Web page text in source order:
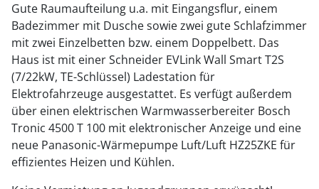
Gute Raumaufteilung u.a. mit Eingangsflur, einem
Badezimmer mit Dusche sowie zwei gute Schlafzimmer
mit zwei Einzelbetten bzw. einem Doppelbett. Das
Haus ist mit einer Schneider EVLink Wall Smart T2S
(7/22kW, TE-Schlüssel) Ladestation für
Elektrofahrzeuge ausgestattet. Es verfügt außerdem
über einen elektrischen Warmwasserbereiter Bosch
Tronic 4500 T 100 mit elektronischer Anzeige und eine
neue Panasonic-Wärmepumpe Luft/Luft HZ25ZKE für
effizientes Heizen und Kühlen.